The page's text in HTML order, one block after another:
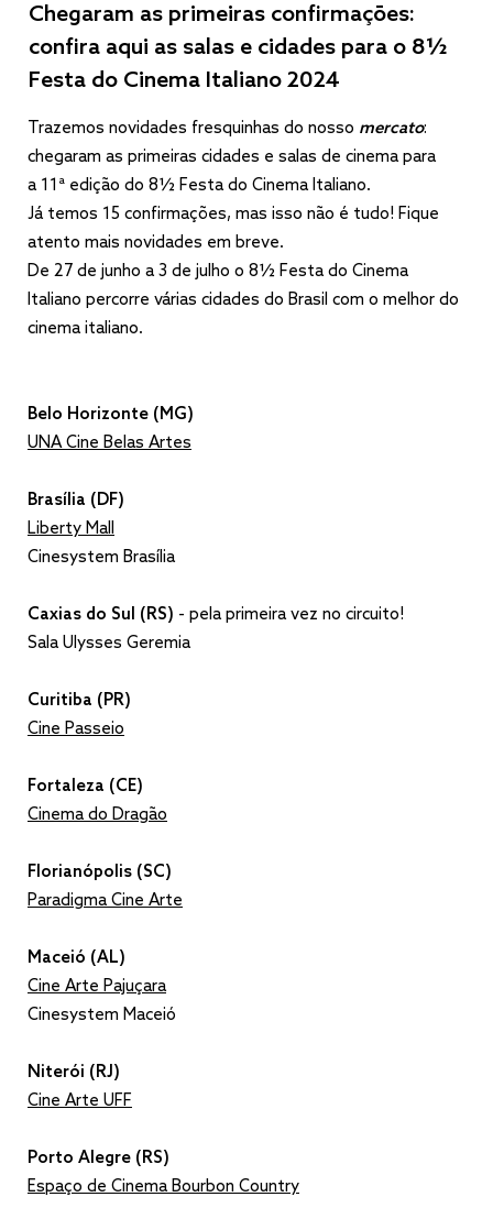
Chegaram as primeiras confirmações:
confira aqui as salas e cidades para o 8½
Festa do Cinema Italiano 2024
Trazemos novidades fresquinhas do nosso mercato:
chegaram as primeiras cidades e salas de cinema para
a 11ª edição do 8½ Festa do Cinema Italiano.
Já temos 15 confirmações, mas isso não é tudo! Fique
atento mais novidades em breve.
De 27 de junho a 3 de julho o 8½ Festa do Cinema
Italiano percorre várias cidades do Brasil com o melhor do
cinema italiano.
Belo Horizonte (MG)
UNA Cine Belas Artes
Brasília (DF)
Liberty Mall
Cinesystem Brasília
Caxias do Sul (RS) - pela primeira vez no circuito!
Sala Ulysses Geremia
Curitiba (PR)
Cine Passeio
Fortaleza (CE)
Cinema do Dragão
Florianópolis (SC)
Paradigma Cine Arte
Maceió (AL)
Cine Arte Pajuçara
Cinesystem Maceió
Niterói (RJ)
Cine Arte UFF
Porto Alegre (RS)
Espaço de Cinema Bourbon Country